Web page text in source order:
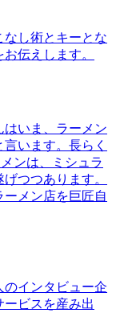
なし術とキーとな
伝えします。
はいま、ラーメン
います。長らく
ンは、ミシュラ
つつあります。
メン店を巨匠自
のインタビュー企
ビスを産み出